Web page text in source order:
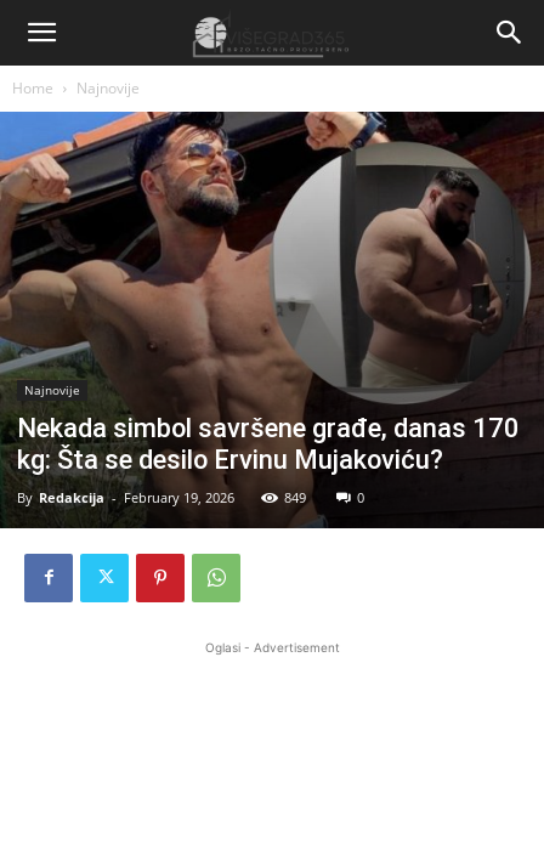
Home Najnovije
Najnovije
Nekada simbol savršene građe, danas 170
kg: Šta se desilo Ervinu Mujakoviću?
By Redakcija - February 19, 2026 849 0
Oglasi - Advertisement